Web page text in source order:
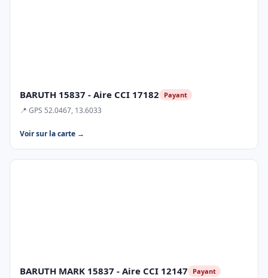
BARUTH 15837 - Aire CCI 17182 Payant
📍 GPS 52.0467, 13.6033
Voir sur la carte →
BARUTH MARK 15837 - Aire CCI 12147 Payant